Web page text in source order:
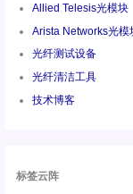
Allied Telesis光模块
Arista Networks光模
光纤测试设备
光纤清洁工具
技术博客
标签云阵